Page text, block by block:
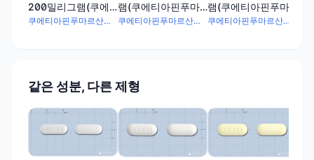
200밀리그램(쿠에
티아핀푸마르산염)
쿠에티아핀푸마르산염 230.26mg
램(쿠에티아핀푸마
르산염)
쿠에티아핀푸마르산염 230.26mg
램(쿠에티아핀푸마
르산염)
쿠에티아핀푸마르산염 345.39mg
같은 성분, 다른 제형